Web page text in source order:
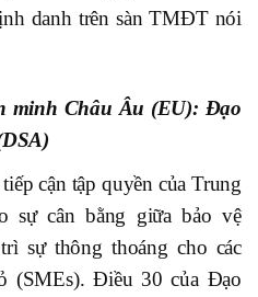
danh trên sàn TMĐT nói
Châu Âu (EU): Đạo
cận tập quyền của Trung
sự cân bằng giữa bảo vệ
sự thông thoáng cho các
(SMEs). Điều 30 của Đạo